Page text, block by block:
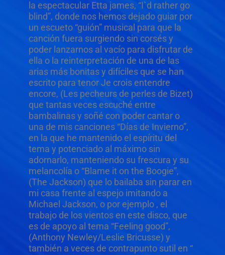
la espectacular Etta james, “I`d rather go
blind”, donde nos hemos dejado guiar por
un escueto “guión” musical para que la
canción fuera surgiendo sin corsés y
poder lanzarnos al vacío para disfrutar de
ella o la reinterpretación de una de las
arias más bonitas y difíciles que se han
escrito para tenor Je crois entendre
encore, (Les pecheurs de perles de Bizet)
que tantas veces escuché entre
bambalinas y soñé con poder cantar o
una de mis canciones “Días de Invierno”,
en la que he mantenido el espíritu del
tema y potenciado al máximo sin
adornarlo, manteniendo su frescura y su
melancolía o “Blame it on the Boogie”,
(The Jackson) que lo bailaba sin parar en
mi casa frente al espejo imitando a
Michael Jackson, o por ejemplo , el
trabajo de los vientos en este disco, que
es de apoyo al tema “Feeling good”,
(Anthony Newley/Leslie Bricusse) y
también a veces de contrapunto sutil en “